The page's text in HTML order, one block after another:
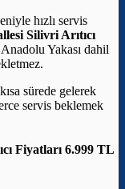
hızlı servis
Silivri Arıtıcı
Yakası dahil
sürede gelerek
servis beklemek
Fiyatları 6.999 TL